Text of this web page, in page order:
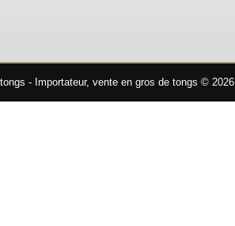
- Importateur, vente en gros de tongs © 2026